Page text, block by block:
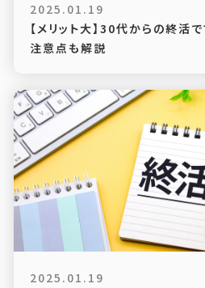
2025.01.19
【メリット大】30代からの終活
注意点も解説
2025.01.19